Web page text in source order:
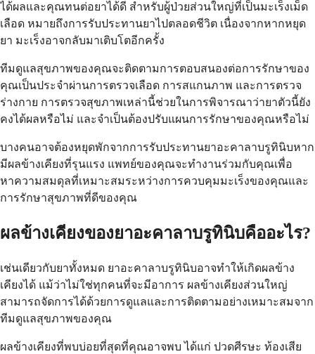
ได้ผลและคุณทนต่อยาได้ดี สำหรับผู้ป่วยส่วนใหญ่ที่เป็นมะเร็งเม็ด
เลือด หมายถึงการรับประทานยาไปตลอดชีวิต เนื่องจากหากหยุด
ยา มะเร็งอาจกลับมาเติบโตอีกครั้ง
ทีมดูแลสุขภาพของคุณจะติดตามการตอบสนองต่อการรักษาของ
คุณเป็นประจำผ่านการตรวจเลือด การสแกนภาพ และการตรวจ
ร่างกาย การตรวจสุขภาพเหล่านี้ช่วยในการพิจารณาว่ายาตัวนี้ยัง
คงได้ผลหรือไม่ และจำเป็นต้องปรับแผนการรักษาของคุณหรือไม่
บางคนอาจต้องหยุดพักจากการรับประทานยาอะคาลาบรูทินิบหาก
มีผลข้างเคียงที่รุนแรง แพทย์ของคุณจะทำงานร่วมกับคุณเพื่อ
หาความสมดุลที่เหมาะสมระหว่างการควบคุมมะเร็งของคุณและ
การรักษาสุขภาพที่ดีของคุณ
ผลข้างเคียงของยาอะคาลาบรูทินิบคืออะไร?
เช่นเดียวกับยาทั้งหมด ยาอะคาลาบรูทินิบอาจทำให้เกิดผลข้าง
เคียงได้ แม้ว่าไม่ใช่ทุกคนที่จะมีอาการ ผลข้างเคียงส่วนใหญ่
สามารถจัดการได้ด้วยการดูแลและการติดตามอย่างเหมาะสมจาก
ทีมดูแลสุขภาพของคุณ
ผลข้างเคียงที่พบบ่อยที่สุดที่คุณอาจพบ ได้แก่ ปวดศีรษะ ท้องเสีย